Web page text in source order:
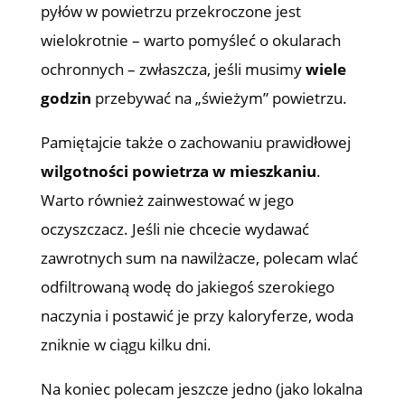
pyłów w powietrzu przekroczone jest
wielokrotnie – warto pomyśleć o okularach
ochronnych – zwłaszcza, jeśli musimywiele
godzin przebywać na „świeżym” powietrzu.
Pamiętajcie także o zachowaniu prawidłowej
wilgotności powietrza w mieszkaniu.
Warto również zainwestować w jego
oczyszczacz. Jeśli nie chcecie wydawać
zawrotnych sum na nawilżacze, polecam wlać
odfiltrowaną wodę do jakiegoś szerokiego
naczynia i postawić je przy kaloryferze, woda
zniknie w ciągu kilku dni.
Na koniec polecam jeszcze jedno (jako lokalna